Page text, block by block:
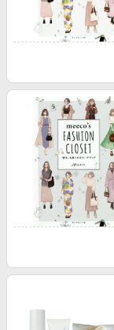
ペット・花・DIY・
旅行・レジャー・ホ
金融・マネー・保険
デジタルコンテンツ
ビジネス・その他サ
とことん買い物チャ
Apple公式サイト×
Samsung ボーナス
週末の高還元 夏の長